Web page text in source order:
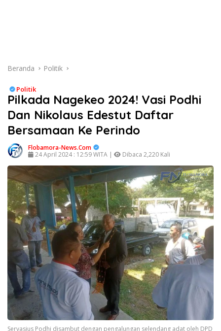
Beranda Politik
Politik
Pilkada Nagekeo 2024! Vasi Podhi
Dan Nikolaus Edestut Daftar
Bersamaan Ke Perindo
Flobamora-News.Com
24 April 2024 : 12:59 WITA |
Dibaca 2,220 Kali
Servasius Podhi disambut dengan pengalungan selendang adat oleh DPD